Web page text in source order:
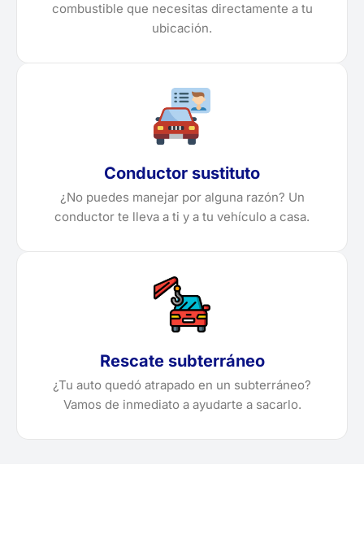
combustible que necesitas directamente a tu
ubicación.
Conductor sustituto
¿No puedes manejar por alguna razón? Un
conductor te lleva a ti y a tu vehículo a casa.
Rescate subterráneo
¿Tu auto quedó atrapado en un subterráneo?
Vamos de inmediato a ayudarte a sacarlo.